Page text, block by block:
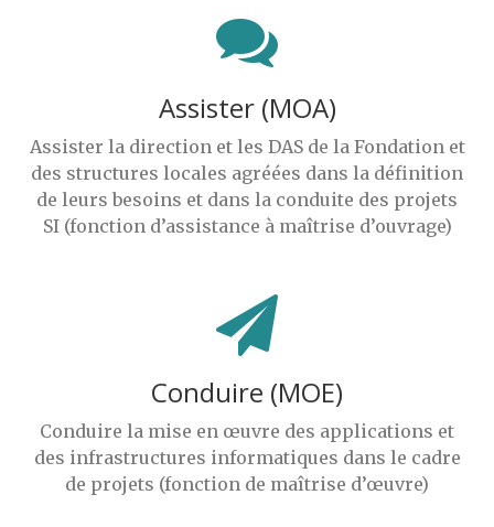
Assister (MOA)
Assister la direction et les DAS de la Fondation et
des structures locales agréées dans la définition
de leurs besoins et dans la conduite des projets
SI (fonction d’assistance à maîtrise d’ouvrage)
Conduire (MOE)
Conduire la mise en œuvre des applications et
des infrastructures informatiques dans le cadre
de projets (fonction de maîtrise d’œuvre)